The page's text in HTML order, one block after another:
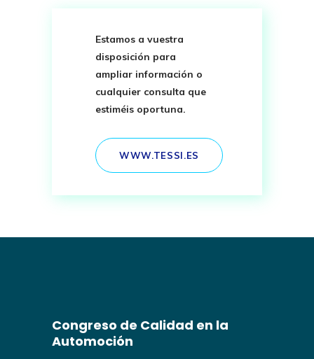
Estamos a vuestra
disposición para
ampliar información o
cualquier consulta que
estiméis oportuna.
WWW.TESSI.ES
Congreso de Calidad en la
Automoción